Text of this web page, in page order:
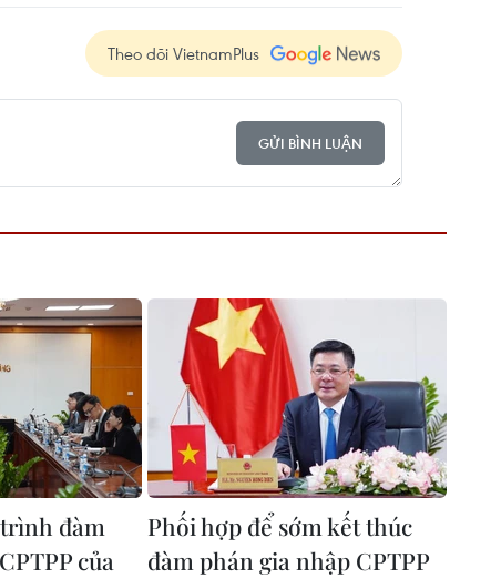
Theo dõi VietnamPlus
GỬI BÌNH LUẬN
đàm
của
Phối hợp để sớm kết thúc
đàm phán gia nhập CPTPP